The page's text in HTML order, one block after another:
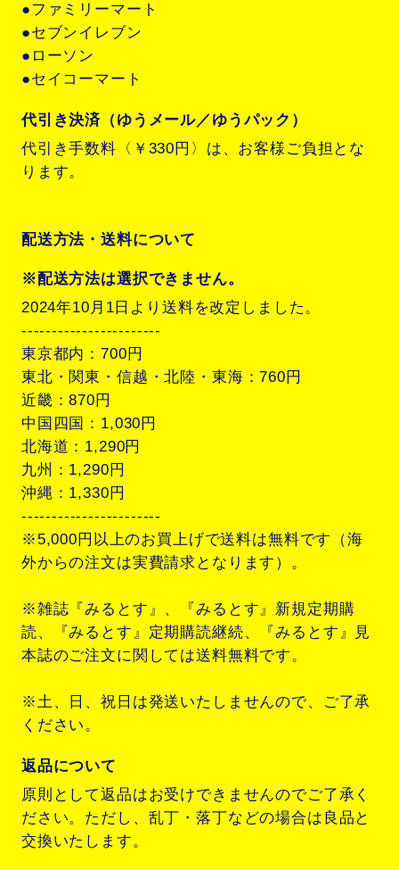
●ファミリーマート
●セブンイレブン
●ローソン
●セイコーマート
代引き決済（ゆうメール／ゆうパック）
代引き手数料〈￥330円〉は、お客様ご負担とな
ります。
配送方法・送料について
※配送方法は選択できません。
2024年10月1日より送料を改定しました。
-----------------------
東京都内：700円
東北・関東・信越・北陸・東海：760円
近畿：870円
中国四国：1,030円
北海道：1,290円
九州：1,290円
沖縄：1,330円
-----------------------
※5,000円以上のお買上げで送料は無料です（海
外からの注文は実費請求となります）。
※雑誌『みるとす』、『みるとす』新規定期購
読、『みるとす』定期購読継続、『みるとす』見
本誌のご注文に関しては送料無料です。
※土、日、祝日は発送いたしませんので、ご了承
ください。
返品について
原則として返品はお受けできませんのでご了承く
ださい。ただし、乱丁・落丁などの場合は良品と
交換いたします。